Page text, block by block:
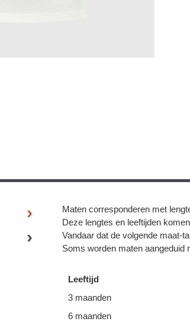
Maten corresponderen met
Deze lengtes en leeftijden
Vandaar dat de volgende maat-
Soms worden maten aangeduid
Leeftijd
3 maanden
6 maanden